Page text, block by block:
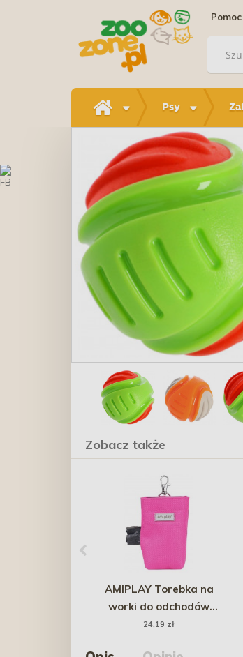
Psy
Zobacz także
AMIPLAY Torebka na
worki do odchodów
Samba - Różowa
24,19 zł